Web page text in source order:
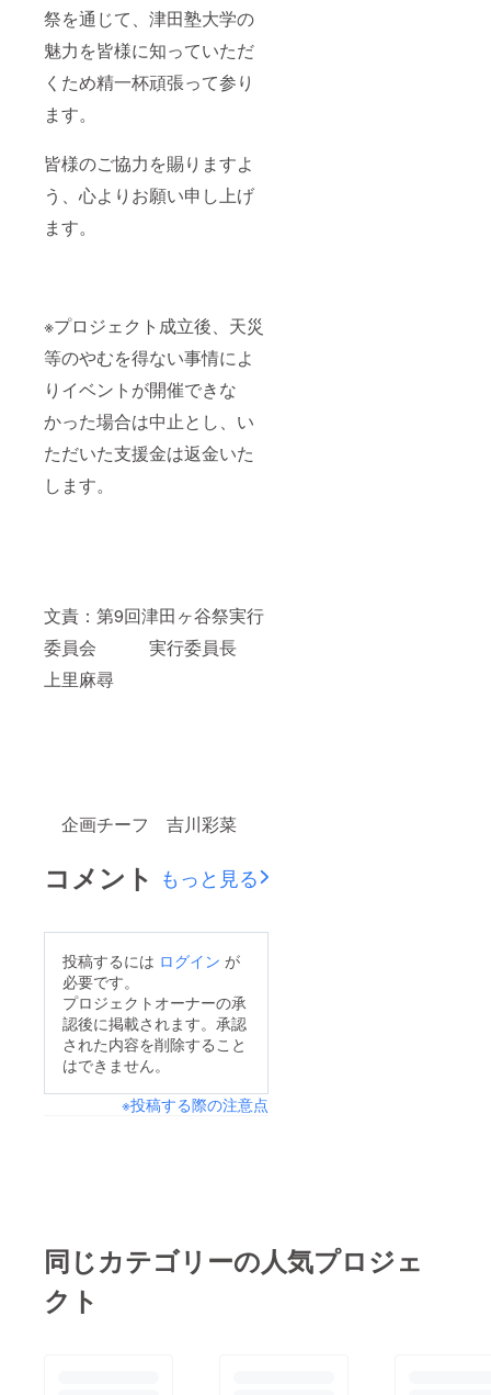
祭を通じて、津田塾大学の
魅力を皆様に知っていただ
くため精一杯頑張って参り
ます。
皆様のご協力を賜りますよ
う、心よりお願い申し上げ
ます。
※プロジェクト成立後、天災
等のやむを得ない事情によ
りイベントが開催できな
かった場合は中止とし、い
ただいた支援金は返金いた
します。
文責：第9回津田ヶ谷祭実行
委員会 実行委員長
上里麻尋
企画チーフ 吉川彩菜
コメント もっと見る
投稿するには ログイン が
必要です。
プロジェクトオーナーの承
認後に掲載されます。承認
された内容を削除すること
はできません。
※投稿する際の注意点
同じカテゴリーの人気プロジェ
クト